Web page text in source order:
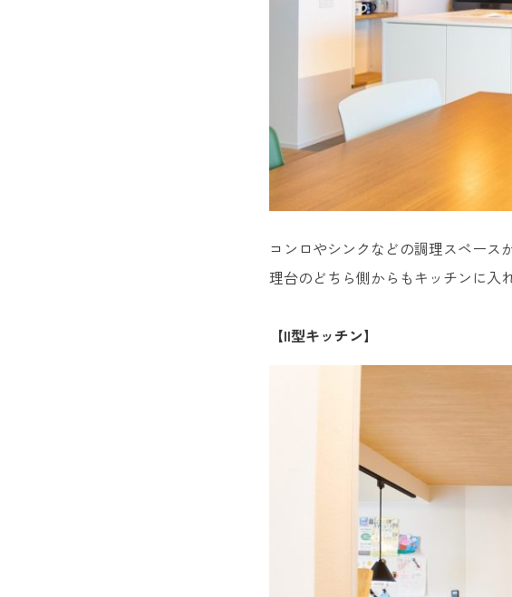
コンロやシンクなどの調理スペース
理台のどちら側からもキッチンに入
【II型キッチン】